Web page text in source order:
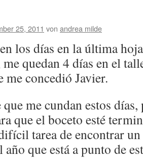
25, 2011 von andrea milde
los días en la última
quedan 4 días en el
me concedió Javier.
me cundan estos
que el boceto esté
tarea de encontrar
año que está a punto de